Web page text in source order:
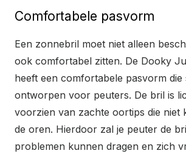
Comfortabele pasvorm
Een zonnebril moet niet alleen
ook comfortabel zitten. De Dooky
heeft een comfortabele pasvorm die
ontworpen voor peuters. De bril is
voorzien van zachte oortips die niet
de oren. Hierdoor zal je peuter de
problemen kunnen dragen en zich